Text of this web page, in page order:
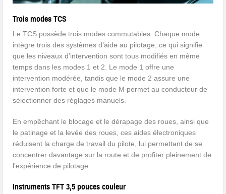
Trois modes TCS
Le TCS possède trois modes commutables. Chaque mode
intègre trois des systèmes d’aide au pilotage, ce qui signifie
que les niveaux d’intervention sont tous modifiés en même
temps dans les modes 1 et 2. Le mode 1 offre une
intervention modérée, tandis que le mode 2 assure une
intervention forte et que le mode M permet au conducteur de
sélectionner des réglages manuels.
En empêchant le blocage et le dérapage des roues, ainsi que
le patinage et la levée des roues, ces aides électroniques
réduisent la charge de travail du pilote, lui permettant de se
concentrer davantage sur la route et de profiter pleinement de
l’expérience de pilotage.
Instruments TFT 3,5 pouces couleur